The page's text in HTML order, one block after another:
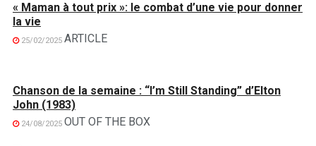
« Maman à tout prix »: le combat d’une vie pour donner
la vie
25/02/2025 ARTICLE
Chanson de la semaine : “I’m Still Standing” d’Elton
John (1983)
24/08/2025 OUT OF THE BOX